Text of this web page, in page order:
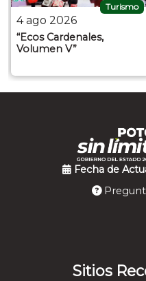
Turismo
4 ago 2026
“Ecos Cardenales,
Volumen V”
Fecha de
Sitios